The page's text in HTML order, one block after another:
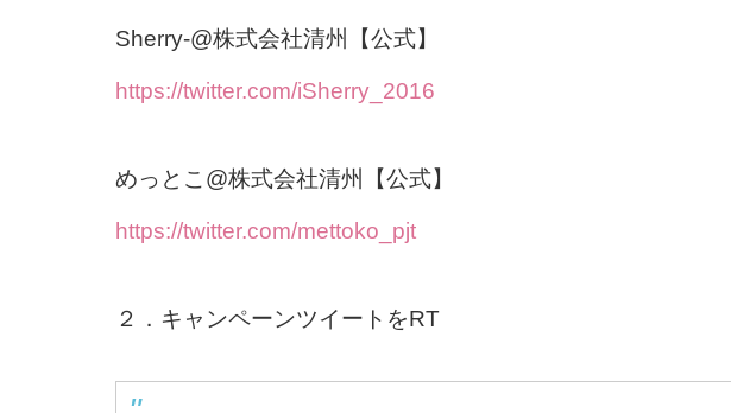
Sherry-@株式会社清州【公式】
https://twitter.com/iSherry_2016
めっとこ@株式会社清州【公式】
https://twitter.com/mettoko_pjt
２．キャンペーンツイートをRT